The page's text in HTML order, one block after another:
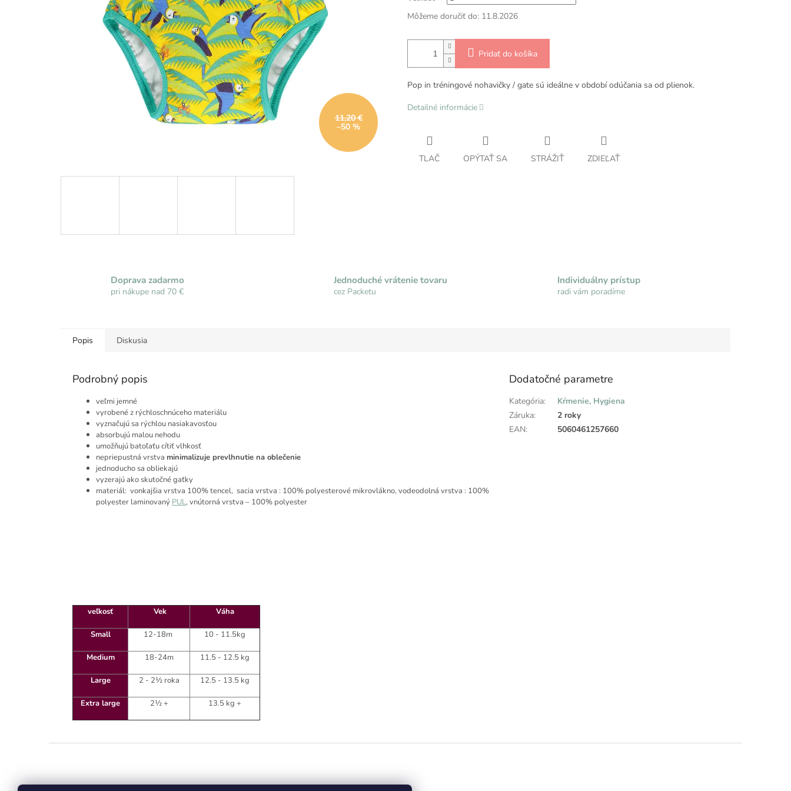
11,20 €
–50 %
Môžeme doručiť do: 11.8.2026
Pridať do košíka
Pop in tréningové nohavičky / gate sú ideálne v období odúčania sa od plienok.
Detailné informácie
TLAČ OPÝTAŤ SA STRÁŽIŤ ZDIEĽAŤ
Doprava zadarmo
pri nákupe nad 70 €
Jednoduché vrátenie tovaru
cez Packetu
Individuálny prístup
radi vám poradíme
Popis Diskusia
Podrobný popis
veľmi jemné
vyrobené z rýchloschnúceho materiálu
vyznačujú sa rýchlou nasiakavosťou
absorbujú malou nehodu
umožňujú batoľaťu cítiť vlhkosť
nepriepustná vrstva minimalizuje prevlhnutie na oblečenie
jednoducho sa obliekajú
vyzerajú ako skutočné gaťky
materiál: vonkajšia vrstva 100% tencel, sacia vrstva : 100% polyesterové mikrovlákno, vodeodolná vrstva : 100%
polyester laminovaný PUL, vnútorná vrstva – 100% polyester
veľkosť Vek Váha
Small 12-18m 10 - 11.5kg
Medium 18-24m 11.5 - 12.5 kg
Large 2 - 2½ roka 12.5 - 13.5 kg
Extra large 2½ + 13.5 kg +
Dodatočné parametre
Kategória:
Kŕmenie, Hygiena
Záruka:
2 roky
EAN: 5060461257660